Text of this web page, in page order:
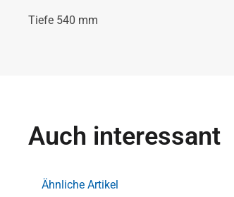
Tiefe 540 mm
Auch interessant
Ähnliche Artikel